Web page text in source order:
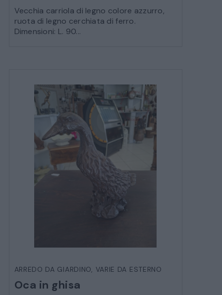
Vecchia carriola di legno colore azzurro,
ruota di legno cerchiata di ferro.
Dimensioni: L. 90...
ARREDO DA GIARDINO, VARIE DA ESTERNO
Oca in ghisa